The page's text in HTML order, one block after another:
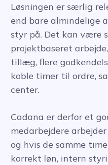
Løsningen er særlig
end bare almindelige
styr på. Det kan være
projektbaseret
tillæg, flere
koble timer til ordre,
center.
Cadana er derfor et
medarbejdere
og hvis de samme
korrekt løn, intern